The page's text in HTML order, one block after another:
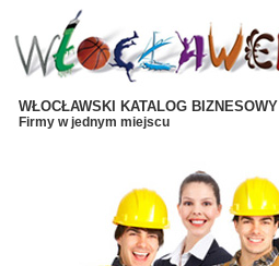
WŁOCŁAWSKI KATALOG BIZNESOWY
Firmy w jednym miejscu